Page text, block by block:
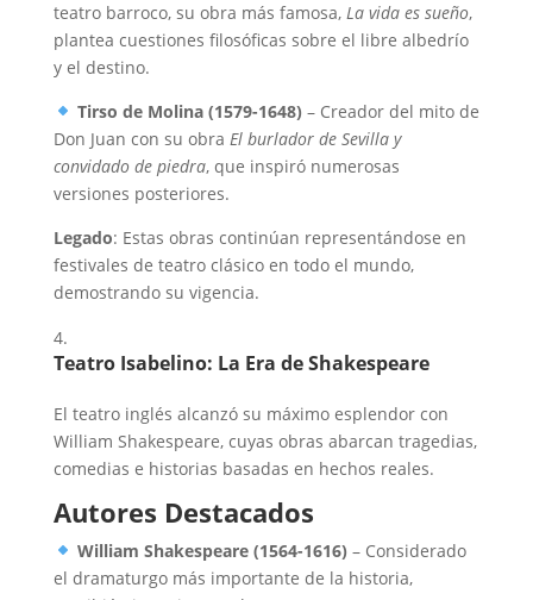
teatro barroco, su obra más famosa, La vida es sueño,
plantea cuestiones filosóficas sobre el libre albedrío
y el destino.
Tirso de Molina (1579-1648) – Creador del mito de
Don Juan con su obra El burlador de Sevilla y
convidado de piedra, que inspiró numerosas
versiones posteriores.
Legado: Estas obras continúan representándose en
festivales de teatro clásico en todo el mundo,
demostrando su vigencia.
Teatro Isabelino: La Era de Shakespeare
El teatro inglés alcanzó su máximo esplendor con
William Shakespeare, cuyas obras abarcan tragedias,
comedias e historias basadas en hechos reales.
Autores Destacados
William Shakespeare (1564-1616) – Considerado
el dramaturgo más importante de la historia,